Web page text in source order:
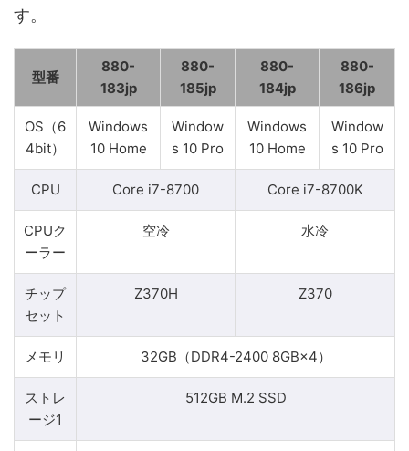
す。
型番
880-
183jp
880-
185jp
880-
184jp
880-
186jp
OS（6
4bit）
Windows
10 Home
Window
s 10 Pro
Windows
10 Home
Window
s 10 Pro
CPU Core i7-8700 Core i7-8700K
CPUク
ーラー
空冷 水冷
チップ
セット
Z370H Z370
メモリ 32GB（DDR4-2400 8GB×4）
ストレ
ージ1
512GB M.2 SSD